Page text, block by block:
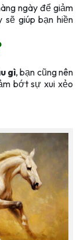
ngày để giảm
sẽ giúp bạn hiền
gì, bạn cũng nên
bớt sự xui xẻo